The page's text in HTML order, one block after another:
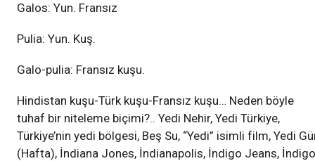
Galos: Yun. Fransız
Pulia: Yun. Kuş.
Galo-pulia: Fransız kuşu.
Hindistan kuşu-Türk kuşu-Fransız kuşu… Neden böyle
tuhaf bir niteleme biçimi?.. Yedi Nehir, Yedi Türkiye,
Türkiye’nin yedi bölgesi, Beş Su, “Yedi” isimli film, Yedi
(Hafta), İndiana Jones, İndianapolis, İndigo Jeans, İndigo